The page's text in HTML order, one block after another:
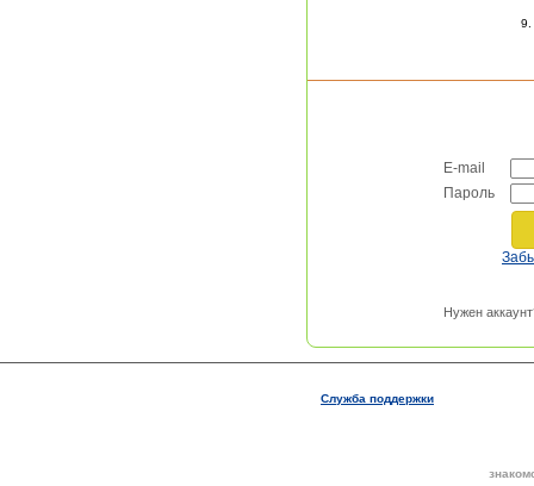
E-mail
Пароль
Нужен
Служба поддержки